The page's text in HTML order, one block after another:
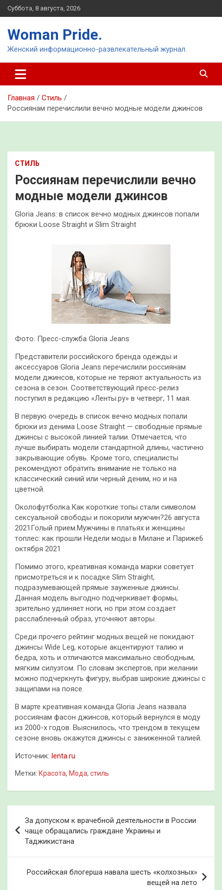
Перейти
к
Суббота, 8 августа, 2026
Woman Pride.
Женский информационно-развлекательный журнал.
Главная
Стиль
Россиянам перечислили вечно модные модели джинсов
СТИЛЬ
Россиянам перечислили вечно
модные модели джинсов
Gloria Jeans: в список вечно модных джинсов попали
брюки Loose Straight и Slim Straight
Фото: Пресс-служба Gloria Jeans
Представители российского бренда одежды и
аксессуаров Gloria Jeans перечислили россиянам
модели джинсов, которые не теряют актуальность из
сезона в сезон. Соответствующий пресс-релиз
поступил в редакцию «Ленты.ру» в четверг, 11 мая.
В первую очередь в список вечно модных попали
брюки из денима Loose Straight — свободные прямые
джинсы с высокой линией талии. Отмечается, что
лучше выбирать модели стандартной длины, частично
закрывающие обувь. Кроме того, специалисты
рекомендуют обратить внимание не только на
классический синий или черный деним, но и на
цветной.
Околофутболка.Как короткие топы стали символом
сексуальной свободы и покорили мужчин?26 августа
2021Голый прием.Мужчины в платьях и женщины
топлес: как прошли Недели моды в Милане и Париже6
октября 2021
Помимо этого, креативная команда марки советует
присмотреться и к посадке Slim Straight,
подразумевающей прямые зауженные джинсы.
Данная модель выгодно подчеркивает формы,
зрительно удлиняет ноги, но при этом создает
расслабленный образ, уточняют авторы.
Среди прочего рейтинг модных вещей не покидают
джинсы Wide Leg, которые акцентируют талию и
бедра, хоть и отличаются максимально свободным,
мягким силуэтом. По словам экспертов, при желании
можно подчеркнуть фигуру, выбрав широкие джинсы с
защипами на поясе.
В марте креативная команда Gloria Jeans назвала
россиянам фасон джинсов, который вернулся в моду
из 2000-х годов. Выяснилось, что трендом в текущем
сезоне вновь окажутся джинсы с заниженной талией.
Источник: lenta.ru
Метки: Красота, Мода, стиль
по
записям
За допуском к врачебной деятельности в России
чаще обращались граждане Украины и
Таджикистана
Российская блогерша навала шесть «колхозных»
вещей на лето